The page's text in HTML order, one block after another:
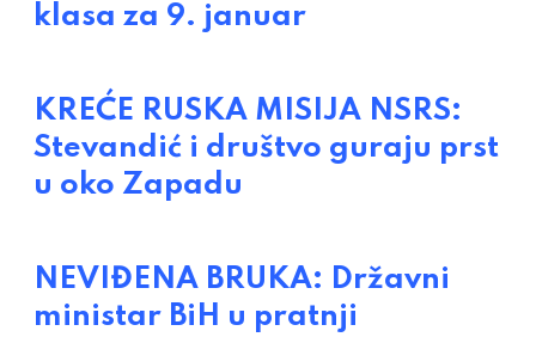
klasa za 9. januar
KREĆE RUSKA MISIJA NSRS:
Stevandić i društvo guraju prst
u oko Zapadu
NEVIĐENA BRUKA: Državni
ministar BiH u pratnji